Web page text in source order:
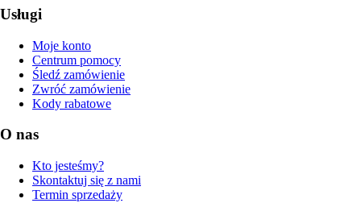
Usługi
Moje konto
Centrum pomocy
Śledź zamówienie
Zwróć zamówienie
Kody rabatowe
O nas
Kto jesteśmy?
Skontaktuj się z nami
Termin sprzedaży